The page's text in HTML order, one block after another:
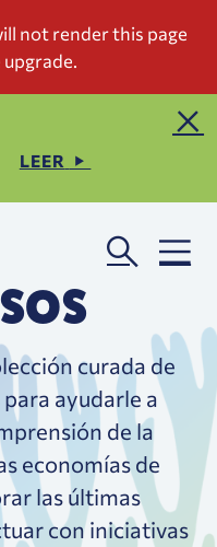
LEER
curada de
ayudarle a
de la
economías de
las últimas
con iniciativas